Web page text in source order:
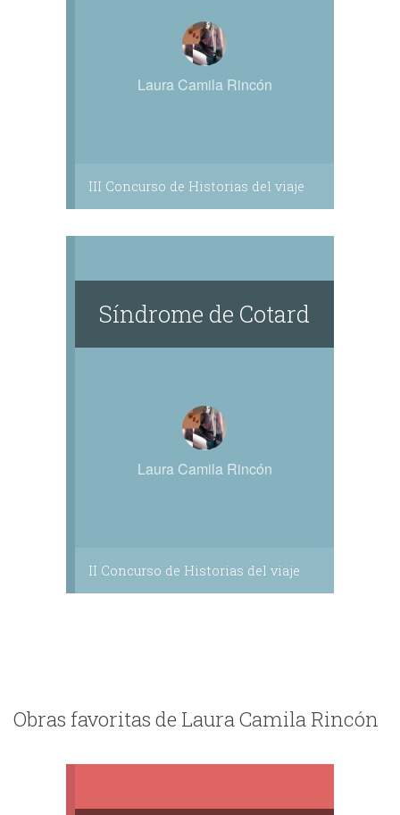
Laura Camila Rincón
III Concurso de Historias del viaje
Síndrome de Cotard
Laura Camila Rincón
II Concurso de Historias del viaje
Obras favoritas de Laura Camila Rincón